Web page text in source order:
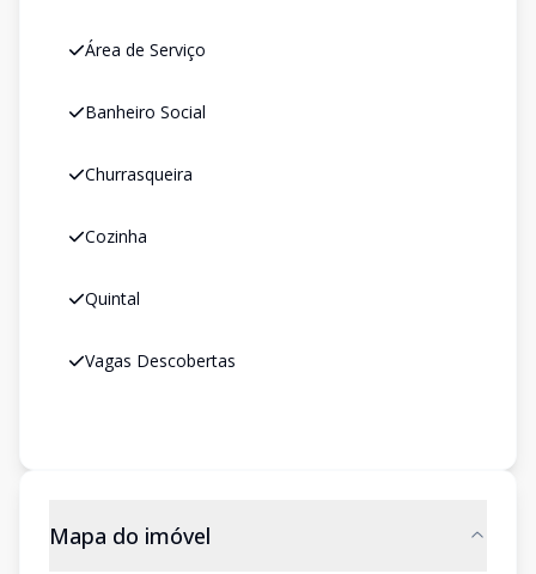
Área de Serviço
Banheiro Social
Churrasqueira
Cozinha
Quintal
Vagas Descobertas
Mapa do imóvel